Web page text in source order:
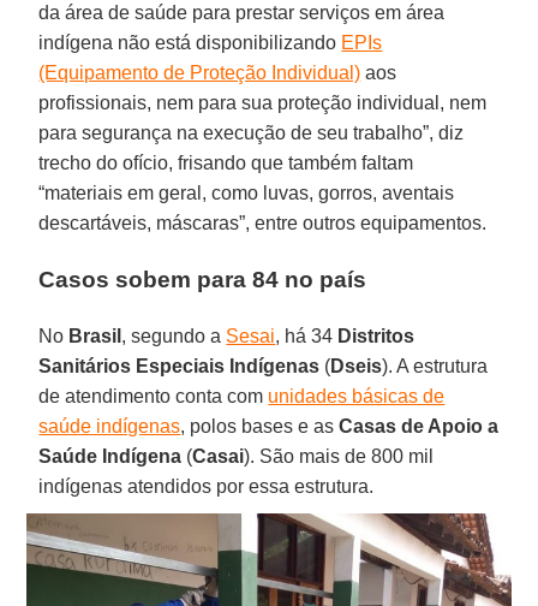
da área de saúde para prestar serviços em área
indígena não está disponibilizando EPIs
(Equipamento de Proteção Individual) aos
profissionais, nem para sua proteção individual, nem
para segurança na execução de seu trabalho”, diz
trecho do ofício, frisando que também faltam
“materiais em geral, como luvas, gorros, aventais
descartáveis, máscaras”, entre outros equipamentos.
Casos sobem para 84 no país
No Brasil , segundo a Sesai, há 34 Distritos
Sanitários Especiais Indígenas (Dseis). A estrutura
de atendimento conta com unidades básicas de
saúde indígenas, polos bases e asCasas de Apoio a
Saúde Indígena (Casai). São mais de 800 mil
indígenas atendidos por essa estrutura.